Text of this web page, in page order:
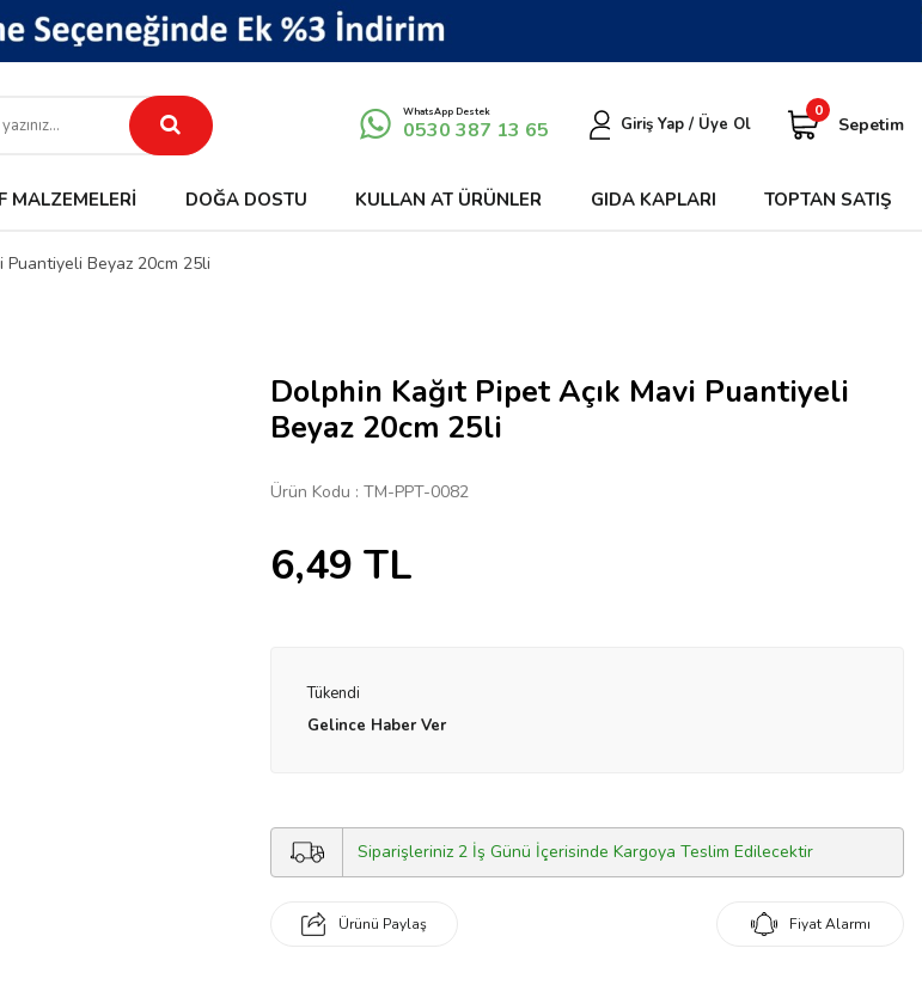
WhatsApp Destek
0530 387 13 65 Giriş Yap / Üye Ol
0
Sepetim
MALZEMELERI DOĞA DOSTU KULLAN AT ÜRÜNLER GIDA KAPLARI TOPTAN SATIŞ
Puantiyeli Beyaz 20cm 25li
Dolphin Kağıt Pipet Açık Mavi Puantiyeli
Beyaz 20cm 25li
Ürün Kodu : TM-PPT-0082
6,49 TL
Tükendi
Gelince Haber Ver
Siparişleriniz 2 İş Günü İçerisinde Kargoya Teslim Edilecektir
Ürünü Paylaş Fiyat Alarmı